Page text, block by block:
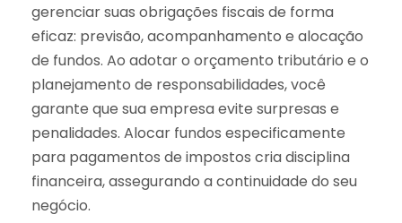
gerenciar suas obrigações fiscais de forma
eficaz: previsão, acompanhamento e alocação
de fundos. Ao adotar o orçamento tributário e o
planejamento de responsabilidades, você
garante que sua empresa evite surpresas e
penalidades. Alocar fundos especificamente
para pagamentos de impostos cria disciplina
financeira, assegurando a continuidade do seu
negócio.